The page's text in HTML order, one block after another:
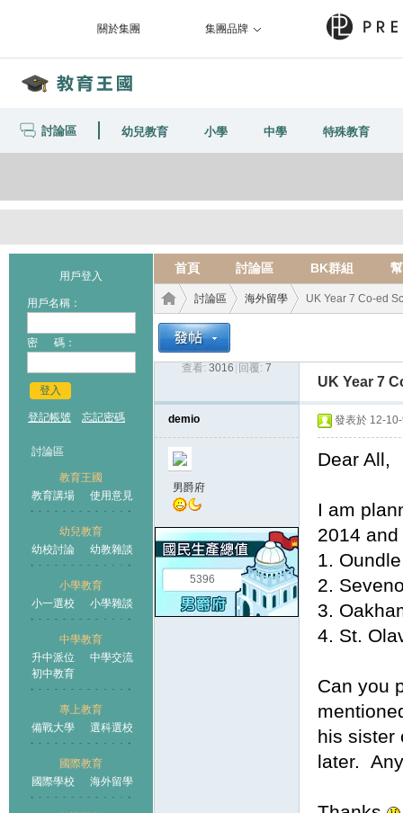
關於集團 集團品牌
討論區 幼兒教育 小學 中學 特殊教育
用戶登入
用戶名稱：
密 碼：
登入
登記帳號 忘記密碼
討論區
教育王國
教育講場
使用意見
幼兒教育
幼校討論
幼教雜談
小學教育
小一選校
小學雜談
中學教育
升中派位
中學交流
初中教育
專上教育
備戰大學
選科選校
國際教育
國際學校
海外留學
首頁 討論區 BK群組
王國
討論區
›
海外留學 UK Year 7 Co-ed
查看: 3016 回覆: 7
UK Year 7
demio
男爵府
5396
發表於 12-
Dear All,
I am
2014
1.
2.
3.
4. St.
Can you
his sister
later.